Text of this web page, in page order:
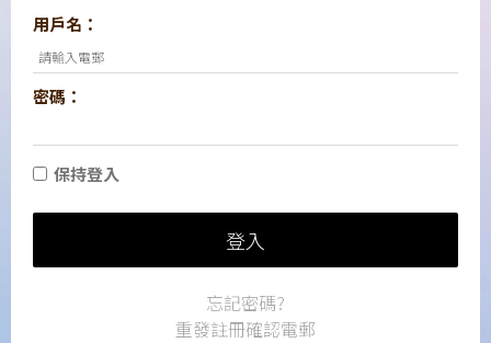
用戶名：
密碼：
保持登入
登入
忘記密碼?
重發註冊確認電郵